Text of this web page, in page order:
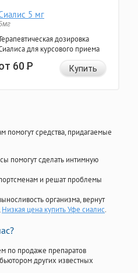
5 мг
дозировка
для курсового приема
60Р Купить
помогут средства, придагаемые
помогут сделать интимную
и решат проблемы
организма, вернут
Низкая цена купить Уфе сиалис.
по продаже препаратов
других известных